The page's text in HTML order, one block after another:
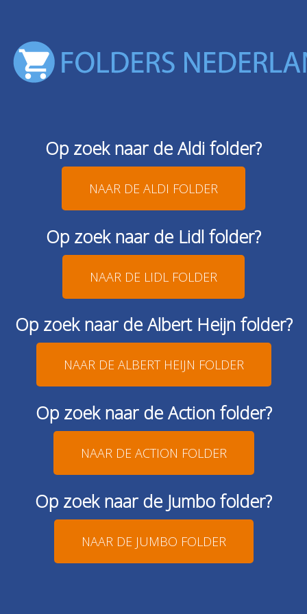
Op zoek naar de Aldi folder?
NAAR DE ALDI FOLDER
Op zoek naar de Lidl folder?
NAAR DE LIDL FOLDER
Op zoek naar de Albert Heijn folder?
NAAR DE ALBERT HEIJN FOLDER
Op zoek naar de Action folder?
NAAR DE ACTION FOLDER
Op zoek naar de Jumbo folder?
NAAR DE JUMBO FOLDER